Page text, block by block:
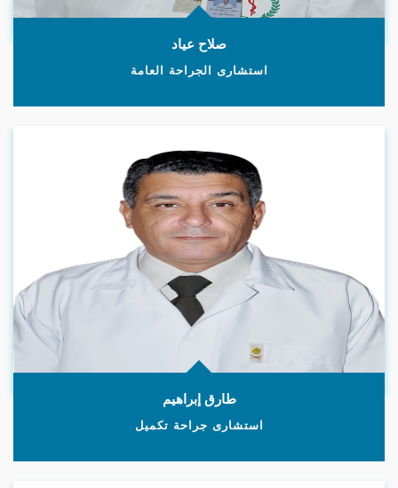
صلاح عياد
استشارى الجراحة العامة
طارق إبراهيم
استشارى جراحة تكميل